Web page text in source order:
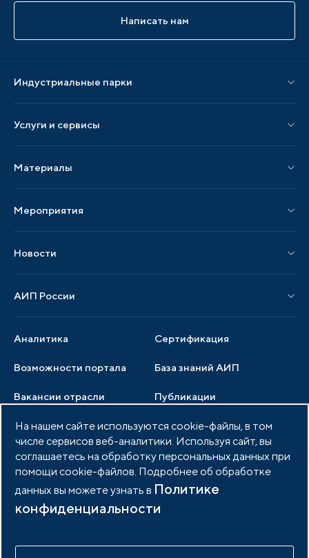
Написать нам
Индустриальные парки
Парки по регионам
Услуги и сервисы
Услуги по локализации
Аналитика Сертификация
Возможности портала
Материалы
Публикации СМИ и статьи
Образцы документов
База знаний АИП
Вакансии отрасли
Мероприятия
Мероприятия отрасли
Новости
Новости отрасли
Публикации
Медиатека Тендеры
АИП России
Члены ассоциации
Услуги ассоциации
Документы АИП
Партнеры ассоциации
Фото и видео
Членство в АИП Войти в личный кабинет
На нашем сайте используются cookie-файлы, в том
числе сервисов веб-аналитики. Используя сайт, вы
соглашаетесь на обработку персональных данных при
помощи cookie-файлов. Подробнее об обработке
данных вы можете узнать в Политике
конфиденциальности